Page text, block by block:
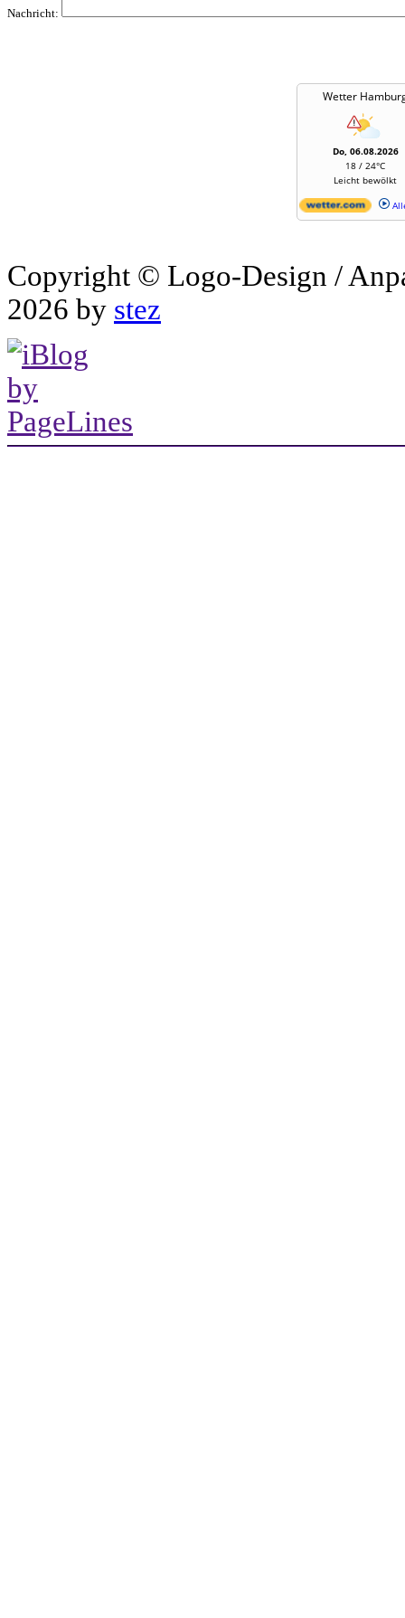
Nachricht:
Wetter
Do, 06.08.2026
18 / 24°C
Leicht bewölkt
Copyright © Logo-Design /
2026 by stez